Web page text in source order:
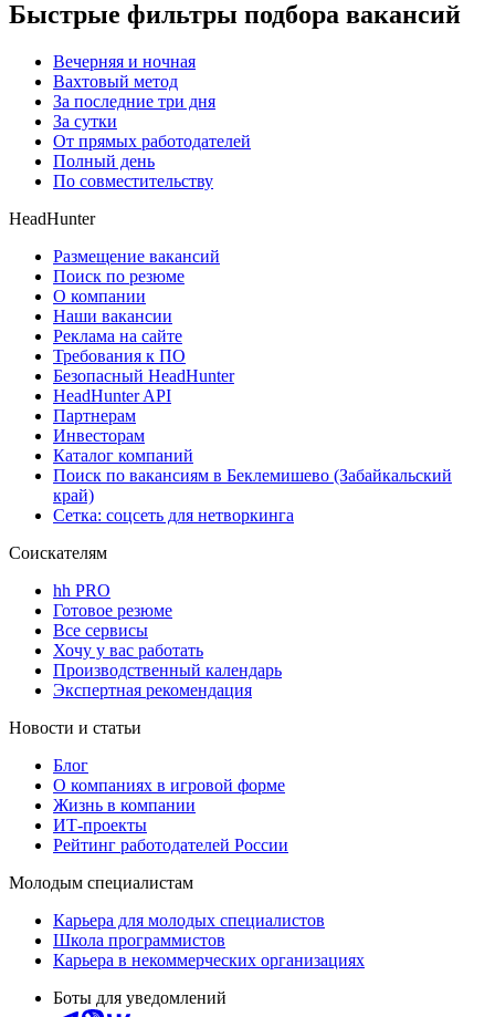
Быстрые фильтры подбора вакансий
Вечерняя и ночная
Вахтовый метод
За последние три дня
За сутки
От прямых работодателей
Полный день
По совместительству
HeadHunter
Размещение вакансий
Поиск по резюме
О компании
Наши вакансии
Реклама на сайте
Требования к ПО
Безопасный HeadHunter
HeadHunter API
Партнерам
Инвесторам
Каталог компаний
Поиск по вакансиям в Беклемишево (Забайкальский
край)
Сетка: соцсеть для нетворкинга
Соискателям
hh PRO
Готовое резюме
Все сервисы
Хочу у вас работать
Производственный календарь
Экспертная рекомендация
Новости и статьи
Блог
О компаниях в игровой форме
Жизнь в компании
ИТ-проекты
Рейтинг работодателей России
Молодым специалистам
Карьера для молодых специалистов
Школа программистов
Карьера в некоммерческих организациях
Боты для уведомлений